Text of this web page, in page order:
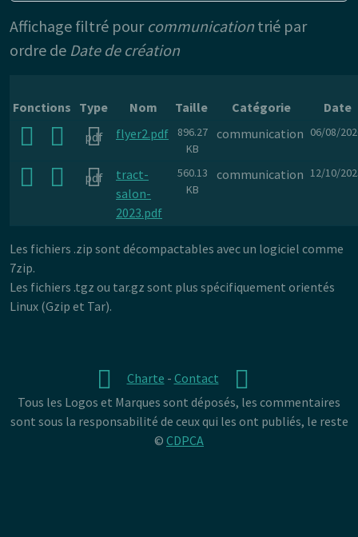
Affichage filtré pour communication trié par
ordre de Date de création
Fonctions Type Nom Taille Catégorie
Date
pdf
flyer2.pdf
896.27
KB
communication 06/08/
pdf
tract-
salon-
2023.pdf
560.13
KB
communication 12/10/
Les fichiers .zip sont décompactables avec un logiciel comme
7zip.
Les fichiers .tgz ou tar.gz sont plus spécifiquement orientés
Linux (Gzip et Tar).
Charte - Contact
Tous les Logos et Marques sont déposés, les commentaires
sont sous la responsabilité de ceux qui les ont publiés, le reste
© CDPCA